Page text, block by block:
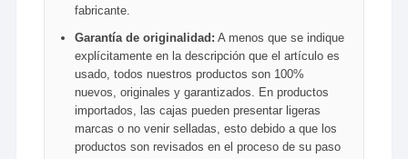
fabricante.
Garantía de originalidad: A menos que se indique
explícitamente en la descripción que el artículo es
usado, todos nuestros productos son 100%
nuevos, originales y garantizados. En productos
importados, las cajas pueden presentar ligeras
marcas o no venir selladas, esto debido a que los
productos son revisados en el proceso de su paso